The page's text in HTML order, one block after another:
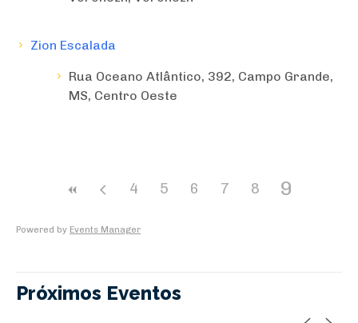
Zion Escalada
Rua Oceano Atlântico, 392, Campo Grande,
MS, Centro Oeste
4 5 6 7 8 9
Powered by Events Manager
Próximos Eventos